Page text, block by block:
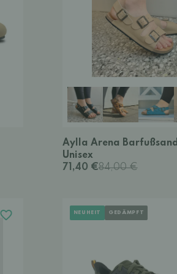
Aylla Arena
Unisex
71,40 €84,00 €
NEUHEIT GEDÄMPFT